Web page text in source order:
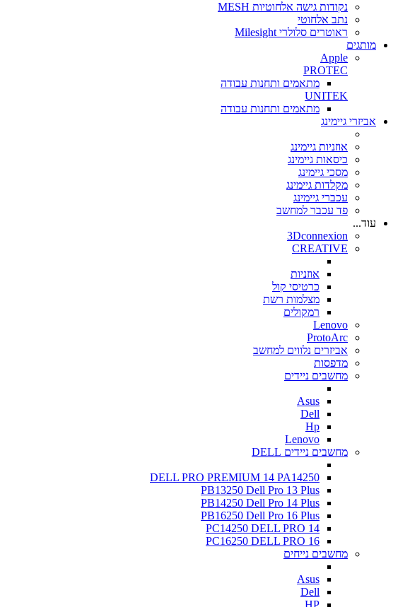
נקודות גישה אלחוטיות MESH
נתב אלחוטי
ראוטרים סלולרי Milesight
מותגים
Apple
PROTEC
מתאמים ותחנות עבודה
UNITEK
מתאמים ותחנות עבודה
אביזרי גיימינג
אוזניות גיימינג
כיסאות גיימינג
מסכי גיימינג
מקלדות גיימינג
עכברי גיימינג
פד עכבר למחשב
עוד...
3Dconnexion
CREATIVE
אוזניות
כרטיסי קול
מצלמות רשת
רמקולים
Lenovo
ProtoArc
אביזרים נלווים למחשב
מדפסות
מחשבים ניידים
Asus
Dell
Hp
Lenovo
מחשבים ניידים DELL
DELL PRO PREMIUM 14 PA14250
PB13250 Dell Pro 13 Plus
PB14250 Dell Pro 14 Plus
PB16250 Dell Pro 16 Plus
PC14250 DELL PRO 14
PC16250 DELL PRO 16
מחשבים נייחים
Asus
Dell
HP